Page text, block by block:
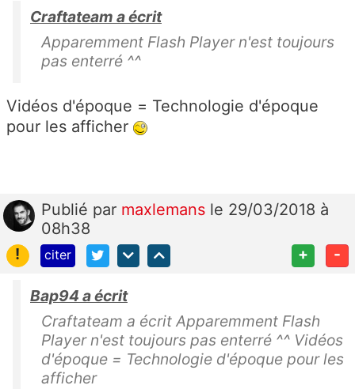
Craftateam a écrit
Apparemment Flash Player n'est toujours
pas enterré ^^
Vidéos d'époque = Technologie d'époque
pour les afficher
Publié par maxlemans le 29/03/2018 à
08h38
!
citer + -
Bap94 a écrit
Craftateam a écrit Apparemment Flash
Player n'est toujours pas enterré ^^ Vidéos
d'époque = Technologie d'époque pour les
afficher